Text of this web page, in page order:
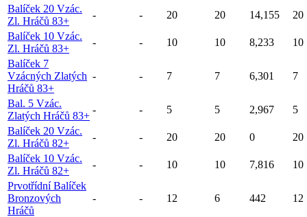
Balíček 20 Vzác.
Zl. Hráčů 83+
- - 20 20 14,155
20
Balíček 10 Vzác.
Zl. Hráčů 83+
- - 10 10 8,233
10
Balíček 7
Vzácných Zlatých
Hráčů 83+
- - 7 7 6,301 7
Bal. 5 Vzác.
Zlatých Hráčů 83+
- - 5 5 2,967
5
Balíček 20 Vzác.
Zl. Hráčů 82+
- - 20 20 0
20
Balíček 10 Vzác.
Zl. Hráčů 82+
- - 10 10 7,816
10
Prvotřídní Balíček
Bronzových
Hráčů
- - 12 6 442 12